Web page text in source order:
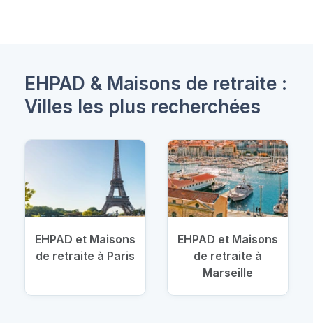
EHPAD & Maisons de retraite :
Villes les plus recherchées
EHPAD et Maisons
de retraite à Paris
EHPAD et Maisons
de retraite à
Marseille